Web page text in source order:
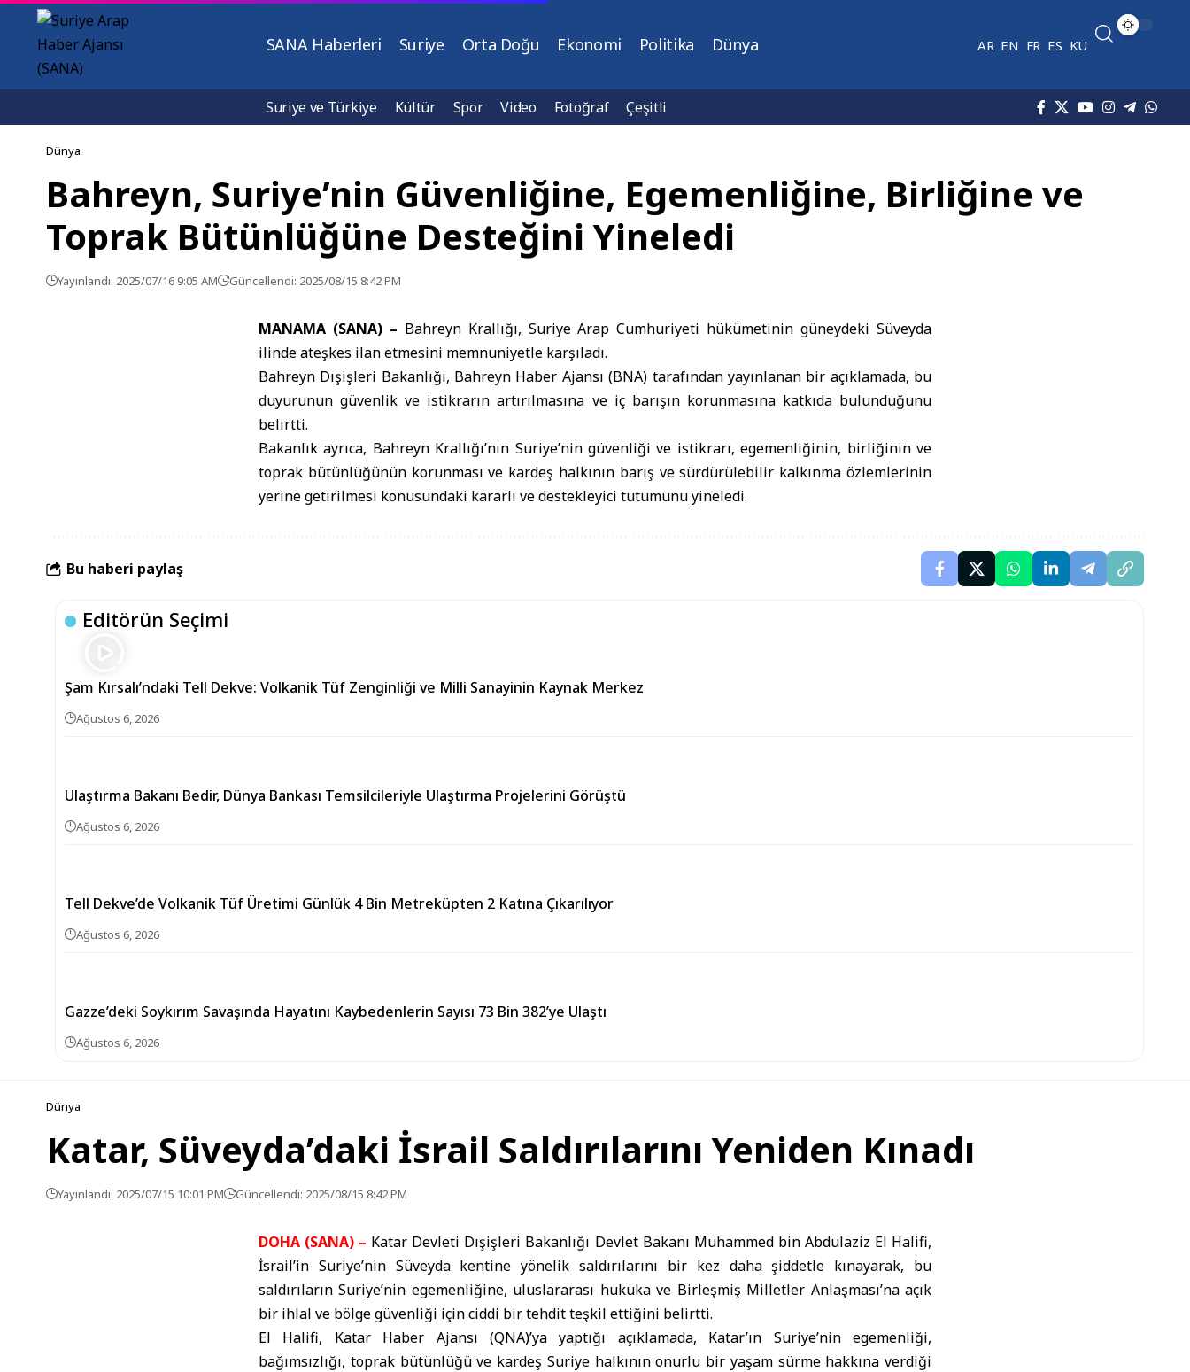
SANA Haberleri Suriye Orta Doğu Ekonomi Politika Dünya AR EN FR ES KU
Suriye ve Türkiye Kültür Spor Video Fotoğraf Çeşitli
Dünya
Bahreyn, Suriye’nin Güvenliğine, Egemenliğine, Birliğine ve
Toprak Bütünlüğüne Desteğini Yineledi
Yayınlandı: 2025/07/16 9:05 AM Güncellendi: 2025/08/15 8:42 PM
MANAMA (SANA) – Bahreyn Krallığı, Suriye Arap Cumhuriyeti hükümetinin güneydeki Süveyda
ilinde ateşkes ilan etmesini memnuniyetle karşıladı.
Bahreyn Dışişleri Bakanlığı, Bahreyn Haber Ajansı (BNA) tarafından yayınlanan bir açıklamada, bu
duyurunun güvenlik ve istikrarın artırılmasına ve iç barışın korunmasına katkıda bulunduğunu
belirtti.
Bakanlık ayrıca, Bahreyn Krallığı’nın Suriye’nin güvenliği ve istikrarı, egemenliğinin, birliğinin ve
toprak bütünlüğünün korunması ve kardeş halkının barış ve sürdürülebilir kalkınma özlemlerinin
yerine getirilmesi konusundaki kararlı ve destekleyici tutumunu yineledi.
Bu haberi paylaş
Editörün Seçimi
Şam Kırsalı’ndaki Tell Dekve: Volkanik Tüf Zenginliği ve Milli Sanayinin Kaynak Merkez
Ağustos 6, 2026
Ulaştırma Bakanı Bedir, Dünya Bankası Temsilcileriyle Ulaştırma Projelerini Görüştü
Ağustos 6, 2026
Tell Dekve’de Volkanik Tüf Üretimi Günlük 4 Bin Metreküpten 2 Katına Çıkarılıyor
Ağustos 6, 2026
Gazze’deki Soykırım Savaşında Hayatını Kaybedenlerin Sayısı 73 Bin 382’ye Ulaştı
Ağustos 6, 2026
Dünya
Katar, Süveyda’daki İsrail Saldırılarını Yeniden Kınadı
Yayınlandı: 2025/07/15 10:01 PM Güncellendi: 2025/08/15 8:42 PM
DOHA (SANA) – Katar Devleti Dışişleri Bakanlığı Devlet Bakanı Muhammed bin Abdulaziz El Halifi,
İsrail’in Suriye’nin Süveyda kentine yönelik saldırılarını bir kez daha şiddetle kınayarak, bu
saldırıların Suriye’nin egemenliğine, uluslararası hukuka ve Birleşmiş Milletler Anlaşması’na açık
bir ihlal ve bölge güvenliği için ciddi bir tehdit teşkil ettiğini belirtti.
El Halifi, Katar Haber Ajansı (QNA)’ya yaptığı açıklamada, Katar’ın Suriye’nin egemenliği,
bağımsızlığı, toprak bütünlüğü ve kardeş Suriye halkının onurlu bir yaşam sürme hakkına verdiği